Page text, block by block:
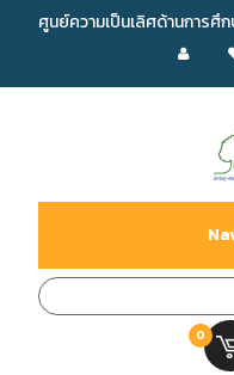
ศูนย์ความเป็นเลิศด้านการศึ
0